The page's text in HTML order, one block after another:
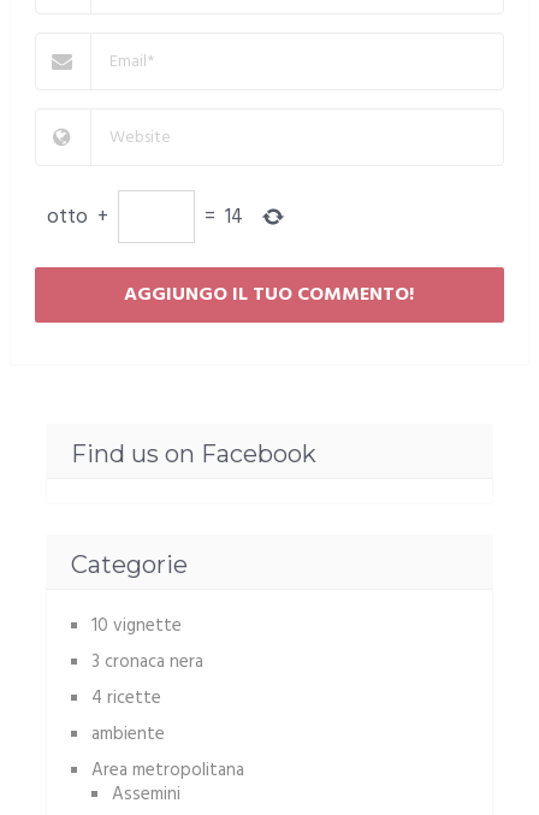
otto + = 14
Find us on Facebook
Categorie
10 vignette
3 cronaca nera
4 ricette
ambiente
Area metropolitana
Assemini